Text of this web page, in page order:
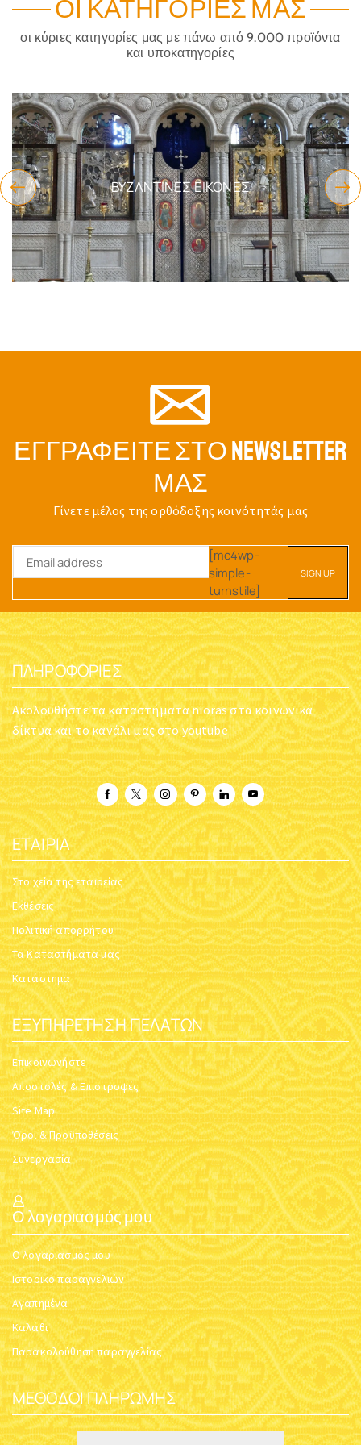
ΟΙ ΚΑΤΗΓΟΡΊΕΣ ΜΑΣ
οι κύριες κατηγορίες μας με πάνω από 9.000 προϊόντα
και υποκατηγορίες
ΕΊΔΗ ΔΏΡΩΝ
ΕΓΓΡΑΦΕΊΤΕ ΣΤΟ NEWSLETTER
ΜΑΣ
Γίνετε μέλος της ορθόδοξης κοινότητάς μας
[mc4wp-
simple-
turnstile]
ΠΛΗΡΟΦΟΡΊΕΣ
Ακολουθήστε τα καταστήματα nioras στα κοινωνικά
δίκτυα και το κανάλι μας στο youtube
ΕΤΑΙΡΊΑ
Στοιχεία της εταιρείας
Εκθέσεις
Πολιτική απορρήτου
Τα Καταστήματα μας
Κατάστημα
ΕΞΥΠΗΡΈΤΗΣΗ ΠΕΛΑΤΏΝ
Επικοινωνήστε
Αποστολές & Επιστροφές
Site Map
Όροι & Προϋποθέσεις
Συνεργασία
Ο λογαριασμός μου
Ο λογαριασμός μου
Ιστορικό παραγγελιών
Αγαπημένα
Καλάθι
Παρακολούθηση παραγγελίας
ΜΈΘΟΔΟΙ ΠΛΗΡΩΜΉΣ